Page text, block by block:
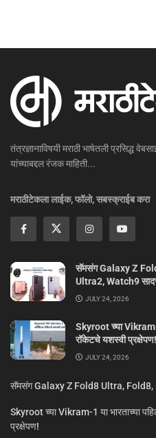
तंत्रज्ञानाविषयी मराठी भाषेतली प्रसिद्ध
यांच्याबद्दल रंजक माहिती...
मराठीटेकला लाईक, फॉलो, सबस्क्राईब करा
सॅमसंग Galaxy Z
Ultra2, Watch9
JULY 24, 2026
Skyroot च्या Vikram-
रॉकेटचे यशस्वी प्रक्षेपण!
JULY 24, 2026
सॅमसंग Galaxy Z Fold8 Ultra,
Skyroot च्या Vikram-1 या भारताच्या
प्रक्षेपण!